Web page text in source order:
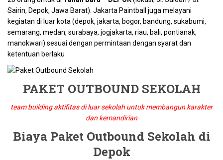
Sairin, Depok, Jawa Barat). Jakarta Paintball juga melayani
kegiatan di luar kota (depok, jakarta, bogor, bandung, sukabumi,
semarang, medan, surabaya, jogjakarta, riau, bali, pontianak,
manokwari) sesuai dengan permintaan dengan syarat dan
ketentuan berlaku
PAKET OUTBOUND SEKOLAH
team building aktifitas di luar sekolah untuk membangun karakter
dan kemandirian
Biaya Paket Outbound Sekolah di
Depok